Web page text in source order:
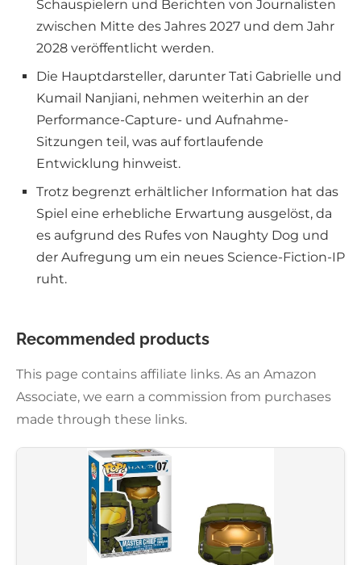
Schauspielern und Berichten von Journalisten
zwischen Mitte des Jahres 2027 und dem Jahr
2028 veröffentlicht werden.
Die Hauptdarsteller, darunter Tati Gabrielle und
Kumail Nanjiani, nehmen weiterhin an der
Performance-Capture- und Aufnahme-
Sitzungen teil, was auf fortlaufende
Entwicklung hinweist.
Trotz begrenzt erhältlicher Information hat das
Spiel eine erhebliche Erwartung ausgelöst, da
es aufgrund des Rufes von Naughty Dog und
der Aufregung um ein neues Science-Fiction-IP
ruht.
Recommended products
This page contains affiliate links. As an Amazon
Associate, we earn a commission from purchases
made through these links.